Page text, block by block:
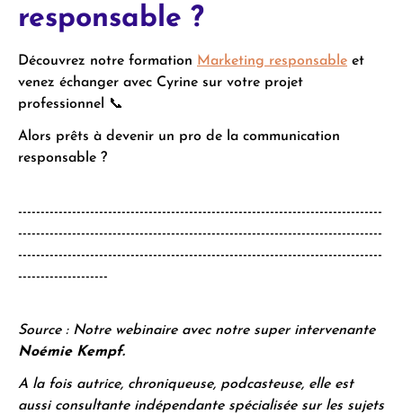
responsable ?
Découvrez notre formation Marketing responsable et
venez échanger avec Cyrine sur votre projet
professionnel 📞
Alors prêts à devenir un pro de la communication
responsable ?
---------------------------------------------------------------------------------
---------------------------------------------------------------------------------
---------------------------------------------------------------------------------
--------------------
Source : Notre webinaire avec notre super intervenante
Noémie Kempf.
A la fois autrice, chroniqueuse, podcasteuse, elle est
aussi consultante indépendante spécialisée sur les sujets